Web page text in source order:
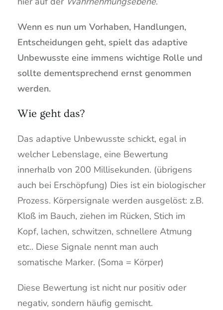
Wenn es nun um Vorhaben, Handlungen,
Entscheidungen geht, spielt das adaptive
Unbewusste eine immens wichtige Rolle und
sollte dementsprechend ernst genommen
werden.
Wie geht das?
Das adaptive Unbewusste schickt, egal in
welcher Lebenslage, eine Bewertung
innerhalb von 200 Millisekunden. (übrigens
auch bei Erschöpfung) Dies ist ein biologischer
Prozess. Körpersignale werden ausgelöst: z.B.
Kloß im Bauch, ziehen im Rücken, Stich im
Kopf, lachen, schwitzen, schnellere Atmung
etc.. Diese Signale nennt man auch
somatische Marker. (Soma = Körper)
Diese Bewertung ist nicht nur positiv oder
negativ, sondern häufig gemischt.